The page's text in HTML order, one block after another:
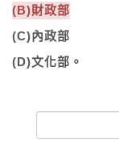
(B)財政部
(C)內政部
(D)文化部。